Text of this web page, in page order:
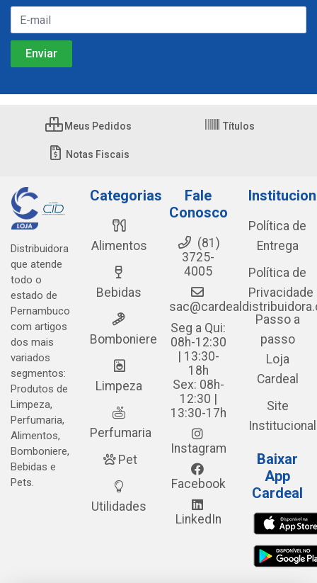
Meus Pedidos Títulos
Notas Fiscais
Distribuidora
que atende
todo o
estado de
Pernambuco
com artigos
dos mais
variados
segmentos:
Produtos de
Limpeza,
Perfumaria,
Alimentos,
Bomboniere,
Bebidas e
Pets.
Categorias
Alimentos
Bebidas
Bomboniere
Limpeza
Perfumaria
Pet
Utilidades
Fale
Conosco
(81)
3725-
4005
Seg a Qui:
08h-12:30
| 13:30-
18h
Sex: 08h-
12:30 |
13:30-17h
Instagram
Facebook
LinkedIn
Política de
Entrega
Política de
Privacidade
Passo a
passo
Loja
Cardeal
Site
Institucional
Baixar
App
Cardeal